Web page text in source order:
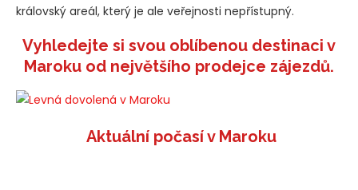
královský areál, který je ale veřejnosti nepřístupný.
Vyhledejte si svou oblíbenou destinaci v
Maroku od největšího prodejce zájezdů.
Aktuální počasí v Maroku